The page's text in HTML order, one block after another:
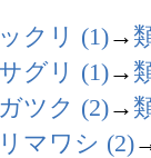
クリ (1)→
グリ (1)→
ツク (2)→
マワシ (2)